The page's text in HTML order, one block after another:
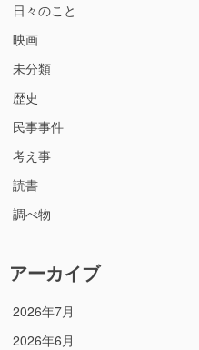
日々のこと
映画
未分類
歴史
民事事件
考え事
読書
調べ物
アーカイブ
2026年7月
2026年6月